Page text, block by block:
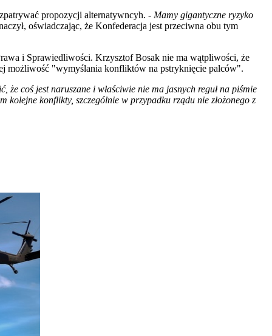
propozycji alternatywncyh. - Mamy gigantyczne ryzyko
oświadczając, że Konfederacja jest przeciwna obu tym
i Sprawiedliwości. Krzysztof Bosak nie ma wątpliwości, że
możliwość "wymyślania konfliktów na pstryknięcie palców".
coś jest naruszane i właściwie nie ma jasnych reguł na piśmie
konflikty, szczególnie w przypadku rządu nie złożonego z